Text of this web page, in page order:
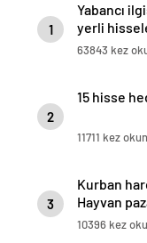
1
Yabancı
yerli
63843 kez
2
15 hisse
11711 kez
3
Kurban
Hayvan
10396 kez